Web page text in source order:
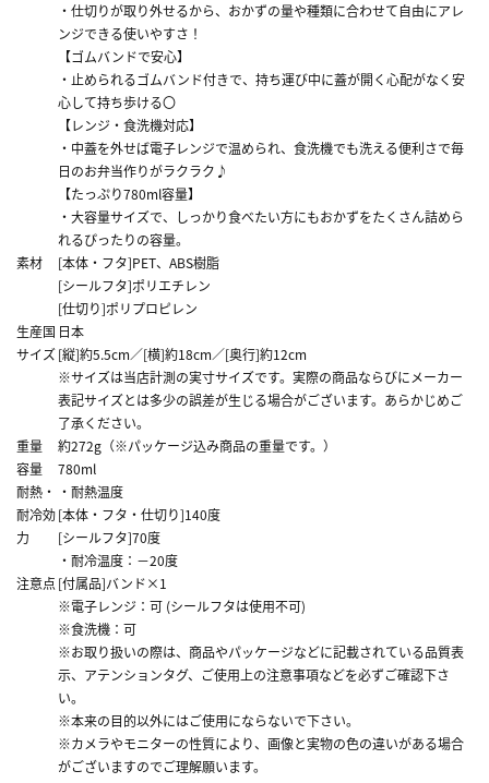
・仕切りが取り外せるから、おかずの量や種類に合わせて自由にアレ
ンジできる使いやすさ！
【ゴムバンドで安心】
・止められるゴムバンド付きで、持ち運び中に蓋が開く心配がなく安
心して持ち歩ける〇
【レンジ・食洗機対応】
・中蓋を外せば電子レンジで温められ、食洗機でも洗える便利さで毎
日のお弁当作りがラクラク♪
【たっぷり780ml容量】
・大容量サイズで、しっかり食べたい方にもおかずをたくさん詰めら
れるぴったりの容量。
素材
[本体・フタ]PET、ABS樹脂
[シールフタ]ポリエチレン
[仕切り]ポリプロピレン
生産国 日本
サイズ[縦]約5.5cm／[横]約18cm／[奥行]約12cm
※サイズは当店計測の実寸サイズです。実際の商品ならびにメーカー
表記サイズとは多少の誤差が生じる場合がございます。あらかじめご
了承ください。
重量
約272g（※パッケージ込み商品の重量です。）
容量
780ml
耐熱・
耐冷効
力
・耐熱温度
[本体・フタ・仕切り]140度
[シールフタ]70度
・耐冷温度：－20度
注意点 [付属品]バンド×1
※電子レンジ：可 (シールフタは使用不可)
※食洗機：可
※お取り扱いの際は、商品やパッケージなどに記載されている品質表
示、アテンションタグ、ご使用上の注意事項などを必ずご確認下さ
い。
※本来の目的以外にはご使用にならないで下さい。
※カメラやモニターの性質により、画像と実物の色の違いがある場合
がございますのでご理解願います。